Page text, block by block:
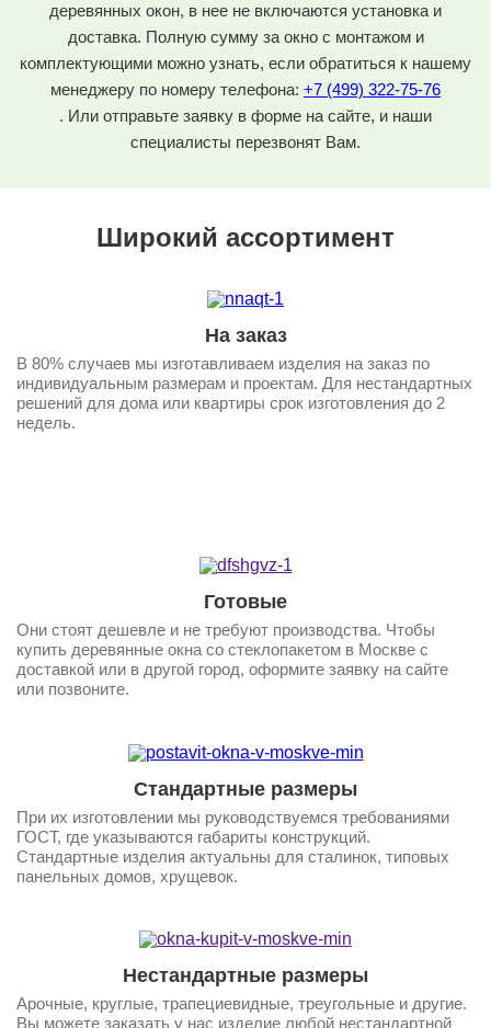
деревянных окон, в нее не включаются установка и
доставка. Полную сумму за окно с монтажом и
комплектующими можно узнать, если обратиться к нашему
менеджеру по номеру телефона: +7 (499) 322-75-76
. Или отправьте заявку в форме на сайте, и наши
специалисты перезвонят Вам.
Широкий ассортимент
На заказ
В 80% случаев мы изготавливаем изделия на заказ по
индивидуальным размерам и проектам. Для нестандартных
решений для дома или квартиры срок изготовления до 2
недель.
Готовые
Они стоят дешевле и не требуют производства. Чтобы
купить деревянные окна со стеклопакетом в Москве с
доставкой или в другой город, оформите заявку на сайте
или позвоните.
Стандартные размеры
При их изготовлении мы руководствуемся требованиями
ГОСТ, где указываются габариты конструкций.
Стандартные изделия актуальны для сталинок, типовых
панельных домов, хрущевок.
Нестандартные размеры
Арочные, круглые, трапециевидные, треугольные и другие.
Вы можете заказать у нас изделие любой нестандартной